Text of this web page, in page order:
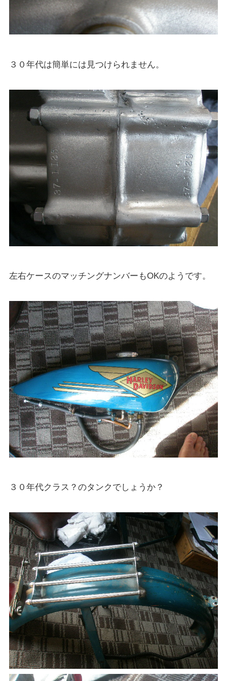
３０年代は簡単には見つけられません。
左右ケースのマッチングナンバーもOKのようです。
３０年代クラス？のタンクでしょうか？